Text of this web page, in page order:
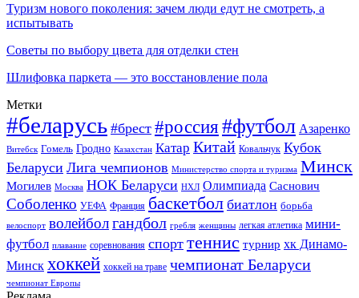
Туризм нового поколения: зачем люди едут не смотреть, а
испытывать
Советы по выбору цвета для отделки стен
Шлифовка паркета — это восстановление пола
Метки
#беларусь #брест #россия#футбол Азаренко
Витебск Гомель Гродно Казахстан Катар Китай Ковальчук Кубок
Беларуси Лига чемпионов Министерство спорта и туризма Минск
Могилев Москва НОК Беларуси НХЛ Олимпиада Саснович
Соболенко УЕФА Франция баскетбол биатлон борьба
велоспорт волейболгандбол гребля женщины легкая атлетика мини-
футбол плавание соревнования спорт теннис турнир хк Динамо-
Минск хоккей хоккей на траве чемпионат Беларуси
чемпионат Европы